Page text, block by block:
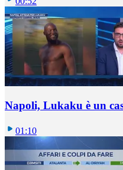
Napoli, Lukaku è un
01:10